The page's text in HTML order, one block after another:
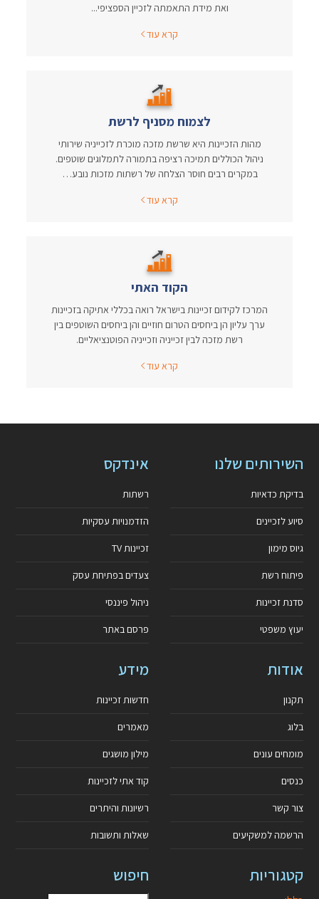
ואת מידת התאמתה לזכיין הספציפי...
קרא עוד
לצמוח מסניף לרשת
מהות הזכיינות היא שרשת מזכה מוכרת לזכייניה שירותי
ניהול הכוללים תמיכה רציפה בתמורה לתמלוגים שוטפים.
במקרים רבים חוסר הצלחה של רשתות מזכות נובע…
קרא עוד
הקוד האתי
המרכז לקידום זכיינות בישראל רואה בכללי אתיקה בזכיינות
ערך עליון הן ביחסים הטרום חוזיים והן ביחסים השוטפים בין
רשת מזכה לבין זכייניה וזכייניה הפוטנציאליים.
קרא עוד
השירותים שלנו
בדיקת כדאיות
סיוע לזכיינים
גיוס מימון
פיתוח רשת
סדנת זכיינות
יעוץ משפטי
אינדקס
רשתות
הזדמנויות עסקיות
זכיינות TV
צעדים בפתיחת עסק
ניהול פיננסי
פרסם באתר
אודות
תקנון
בלוג
מומחים עונים
כנסים
צור קשר
הרשמה למשקיעים
מידע
חדשות זכיינות
מאמרים
מילון מושגים
קוד אתי לזכיינות
רשיונות והיתרים
שאלות ותשובות
קטגוריות חיפוש